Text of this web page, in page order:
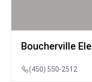
Boucherville
(450) 550-2512